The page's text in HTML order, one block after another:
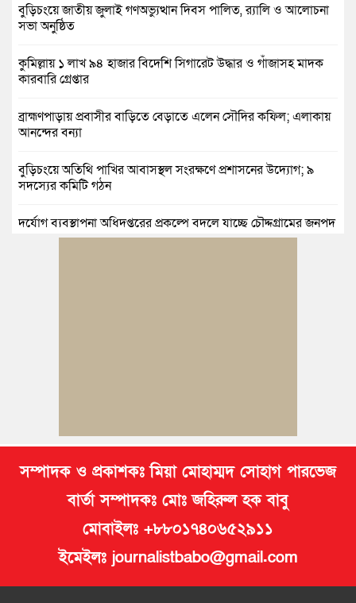
বুড়িচংয়ে জাতীয় জুলাই গণঅভ্যুত্থান দিবস পালিত, র‍্যালি ও আলোচনা
সভা অনুষ্ঠিত
কুমিল্লায় ১ লাখ ৯৪ হাজার বিদেশি সিগারেট উদ্ধার ও গাঁজাসহ মাদক
কারবারি গ্রেপ্তার
ব্রাহ্মণপাড়ায় প্রবাসীর বাড়িতে বেড়াতে এলেন সৌদির কফিল; এলাকায়
আনন্দের বন্যা
বুড়িচংয়ে অতিথি পাখির আবাসস্থল সংরক্ষণে প্রশাসনের উদ্যোগ; ৯
সদস্যের কমিটি গঠন
দুর্যোগ ব্যবস্থাপনা অধিদপ্তরের প্রকল্পে বদলে যাচ্ছে চৌদ্দগ্রামের জনপদ
সম্পাদক ও প্রকাশকঃ মিয়া মোহাম্মদ সোহাগ পারভেজ
বার্তা সম্পাদকঃ মোঃ জহিরুল হক বাবু
মোবাইলঃ +৮৮০১৭৪০৬৫২৯১১
ইমেইলঃ journalistbabo@gmail.com